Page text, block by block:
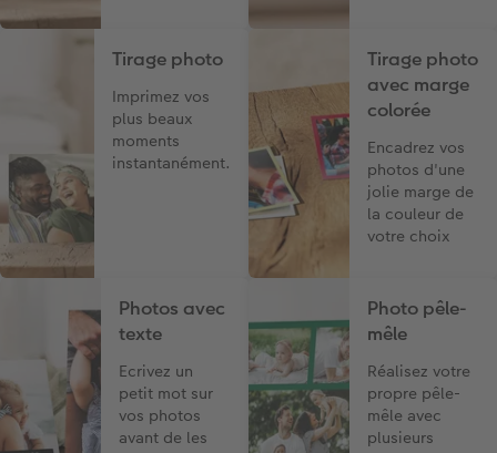
Tirage photo
Imprimez vos
plus beaux
moments
instantanément.
Tirage photo
avec marge
colorée
Encadrez vos
photos d'une
jolie marge de
la couleur de
votre choix
Photos avec
texte
Ecrivez un
petit mot sur
vos photos
avant de les
Photo pêle-
mêle
Réalisez votre
propre pêle-
mêle avec
plusieurs